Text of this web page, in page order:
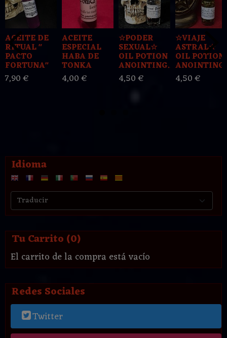
Idioma
Tu Carrito (0)
El carrito de la compra está vacío
Redes Sociales
Twitter
ACEITE DE
RITUAL "
PACTO
FORTUNA"
7,90 €
ACEITE
ESPECIAL
HABA DE
TONKA
4,00 €
☆PODER
SEXUAL☆
OIL POTION
ANOINTING...
4,50 €
☆VIAJE
ASTRAL☆
OIL POTION
4,50 €